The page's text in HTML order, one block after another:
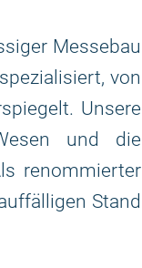
Messebau
von
Unsere
und die
renommierter
Stand